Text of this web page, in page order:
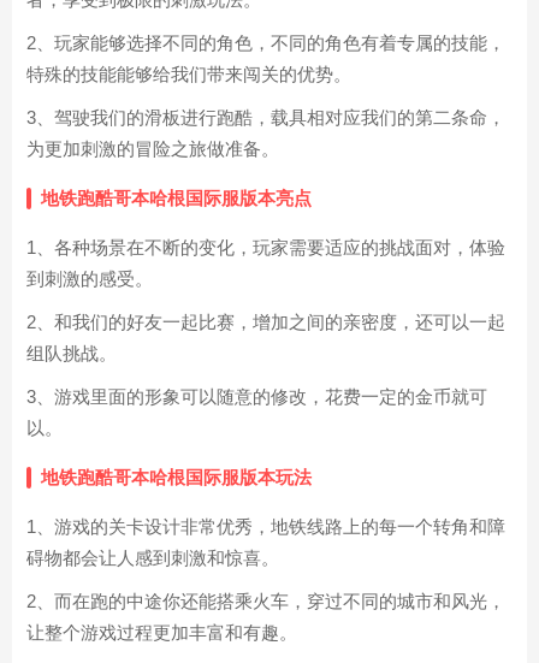
2、玩家能够选择不同的角色，不同的角色有着专属的技能，
特殊的技能能够给我们带来闯关的优势。
3、驾驶我们的滑板进行跑酷，载具相对应我们的第二条命，
为更加刺激的冒险之旅做准备。
地铁跑酷哥本哈根国际服版本亮点
1、各种场景在不断的变化，玩家需要适应的挑战面对，体验
到刺激的感受。
2、和我们的好友一起比赛，增加之间的亲密度，还可以一起
组队挑战。
3、游戏里面的形象可以随意的修改，花费一定的金币就可
以。
地铁跑酷哥本哈根国际服版本玩法
1、游戏的关卡设计非常优秀，地铁线路上的每一个转角和障
碍物都会让人感到刺激和惊喜。
2、而在跑的中途你还能搭乘火车，穿过不同的城市和风光，
让整个游戏过程更加丰富和有趣。